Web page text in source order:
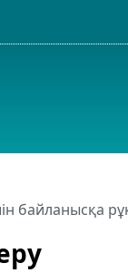
байланысқа